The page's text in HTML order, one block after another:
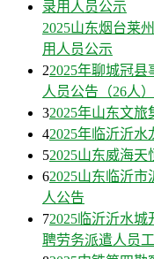
2025山东烟台莱
用人员公示
22025年聊城冠
人员公告（26人）
32025年山东文
42025年临沂沂
52025山东威海
62025山东临沂
人公告
72025临沂沂水
聘劳务派遣人员